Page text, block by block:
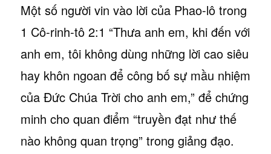
Một số người vin vào lời của Phao-lô trong
1 Cô-rinh-tô 2:1 “Thưa anh em, khi đến với
anh em, tôi không dùng những lời cao siêu
hay khôn ngoan để công bố sự mầu nhiệm
của Đức Chúa Trời cho anh em,” để chứng
minh cho quan điểm “truyền đạt như thế
nào không quan trọng” trong giảng đạo.